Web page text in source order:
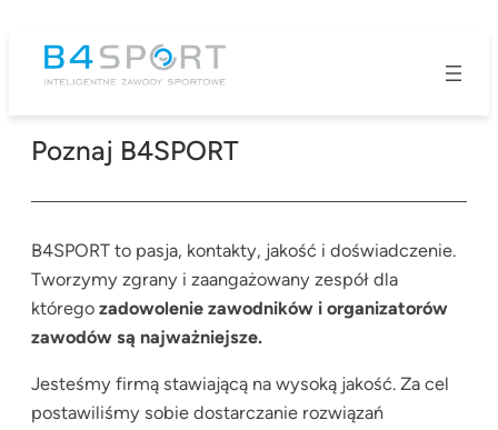
Przejdź
Poznaj B4SPORT
B4SPORT to pasja, kontakty, jakość i doświadczenie.
Tworzymy zgrany i zaangażowany zespół dla
którego zadowolenie zawodników i organizatorów
zawodów są najważniejsze.
Jesteśmy firmą stawiającą na wysoką jakość. Za cel
postawiliśmy sobie dostarczanie rozwiązań